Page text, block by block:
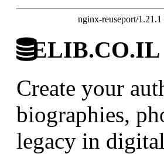
nginx-reuseport/1.21.1
ELIB.CO.IL
Create your
biographies,
legacy in